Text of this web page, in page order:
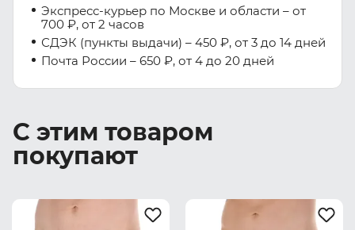
Экспресс-курьер по Москве и области – от
700 ₽, от 2 часов
СДЭК (пункты выдачи) – 450 ₽, от 3 до 14 дней
Почта России – 650 ₽, от 4 до 20 дней
С этим товаром
покупают